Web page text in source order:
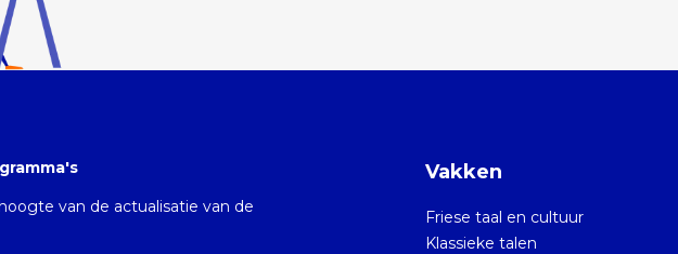
van de actualisatie van de
Vakken
Friese taal en cultuur
Klassieke talen